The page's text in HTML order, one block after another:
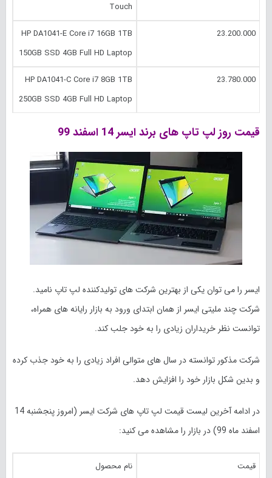
Touch
23.200.000
HP DA1041-E Core i7 16GB 1TB
150GB SSD 4GB Full HD Laptop
23.780.000
HP DA1041-C Core i7 8GB 1TB
250GB SSD 4GB Full HD Laptop
قیمت روز لپ تاپ های برند ایسر 14 اسفند 99
ایسر را می توان یکی از بهترین شرکت های تولیدکننده لپ تاپ نامید.
شرکت چند ملیتی ایسر از همان ابتدای ورود به بازار رایانه های همراه،
توانست نظر خریداران زیادی را به خود جلب کند.
شرکت مذکور توانسته در سال های متوالی افراد زیادی را به خود جذب کرده
و بدین شکل بازار خود را افزایش دهد.
در ادامه آخرین لیست قیمت لپ تاپ های شرکت ایسر (امروز
پنجشنبه 14
اسفند ماه 99) در بازار را مشاهده می کنید:
قیمت نام محصول